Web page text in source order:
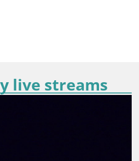
live streams